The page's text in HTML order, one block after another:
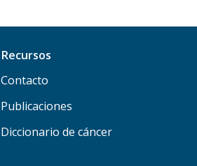
Recursos
Contacto
Publicaciones
Diccionario de cáncer